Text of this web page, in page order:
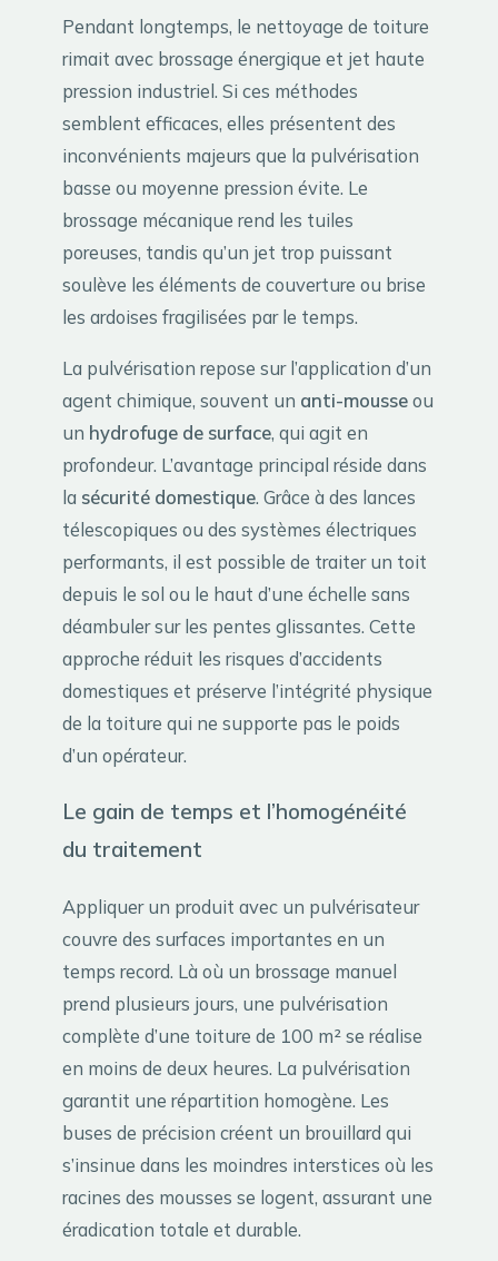
Pendant longtemps, le nettoyage de toiture
rimait avec brossage énergique et jet haute
pression industriel. Si ces méthodes
semblent efficaces, elles présentent des
inconvénients majeurs que la pulvérisation
basse ou moyenne pression évite. Le
brossage mécanique rend les tuiles
poreuses, tandis qu’un jet trop puissant
soulève les éléments de couverture ou brise
les ardoises fragilisées par le temps.
La pulvérisation repose sur l’application d’un
agent chimique, souvent un anti-mousseou
un hydrofuge de surface, qui agit en
profondeur. L’avantage principal réside dans
la sécurité domestique. Grâce à des lances
télescopiques ou des systèmes électriques
performants, il est possible de traiter un toit
depuis le sol ou le haut d’une échelle sans
déambuler sur les pentes glissantes. Cette
approche réduit les risques d’accidents
domestiques et préserve l’intégrité physique
de la toiture qui ne supporte pas le poids
d’un opérateur.
Le gain de temps et l’homogénéité
du traitement
Appliquer un produit avec un pulvérisateur
couvre des surfaces importantes en un
temps record. Là où un brossage manuel
prend plusieurs jours, une pulvérisation
complète d’une toiture de 100 m² se réalise
en moins de deux heures. La pulvérisation
garantit une répartition homogène. Les
buses de précision créent un brouillard qui
s’insinue dans les moindres interstices où les
racines des mousses se logent, assurant une
éradication totale et durable.